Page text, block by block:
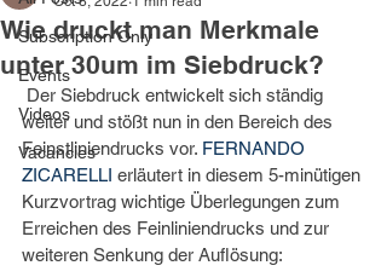
Subscription Only
Events
Videos
Vacancies
Wie druckt man Merkmale
unter 30um im Siebdruck?
weiter und stößt nun in den Bereich des
Feinstliniendrucks vor. FERNANDO
ZICARELLI erläutert in diesem 5-minütigen
Kurzvortrag wichtige Überlegungen zum
Erreichen des Feinliniendrucks und zur
weiteren Senkung der Auflösung: